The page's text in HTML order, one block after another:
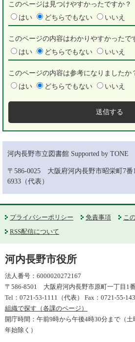
このページは見つけやすかったですか？
はい
どちらでもない いいえ
このページの内容はわかりやすかったで
はい
どちらでもない いいえ
このページの内容は参考になりましたか
はい
どちらでもない いいえ
河内長野市立図書館 Supported by TONE
〒586-0025 大阪府河内長野市昭栄町7
6933（代表）
プライバシーポリシー 免責事項
こ
RSS配信について
河内長野市役所
法人番号：6000020272167
〒586-8501 大阪府河内長野市原町一丁目1
Tel：0721-53-1111（代表） Fax：0721-55-
組織で探す（各課のページ）
開庁時間：午前9時から午後4時30分まで（
年始除く）